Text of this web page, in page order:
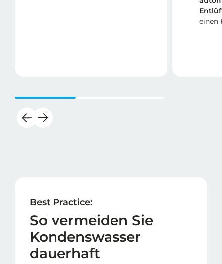
einen
Best Practice:
So vermeiden Sie
Kondenswasser
dauerhaft